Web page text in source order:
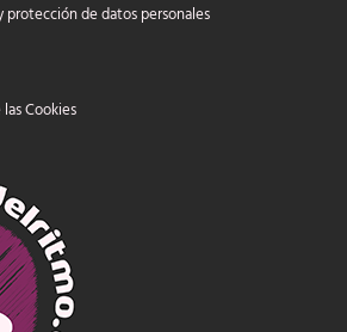
protección de datos personales
Cookies